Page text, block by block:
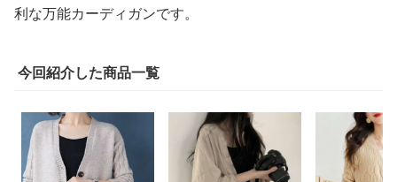
利な万能カーディガンです。
今回紹介した商品一覧